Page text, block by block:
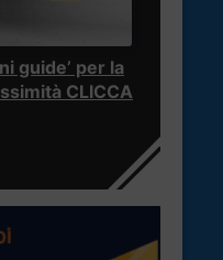
guide’ per la
CLICCA